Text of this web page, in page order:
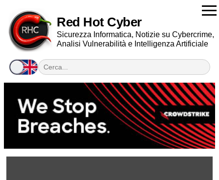
Red Hot Cyber
Sicurezza Informatica, Notizie su Cybercrime,
Analisi Vulnerabilità e Intelligenza Artificiale